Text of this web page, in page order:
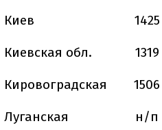
Киев 1425
Киевская обл. 1319
Кировоградская 1506
Луганская н/п